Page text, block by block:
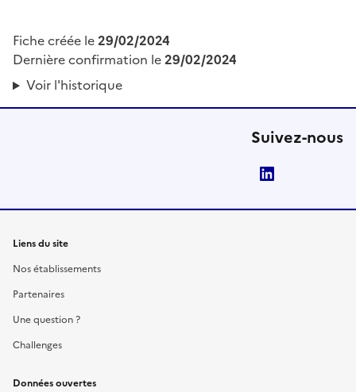
Fiche créée le29/02/2024
Dernière confirmation le29/02/2024
Voir l'historique
Suivez-nous
Liens du site
Nos établissements
Partenaires
Une question ?
Challenges
Données ouvertes